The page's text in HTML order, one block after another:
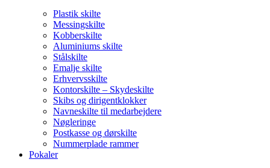
Plastik skilte
Messingskilte
Kobberskilte
Aluminiums skilte
Stålskilte
Emalje skilte
Erhvervsskilte
Kontorskilte – Skydeskilte
Skibs og dirigentklokker
Navneskilte til medarbejdere
Nøgleringe
Postkasse og dørskilte
Nummerplade rammer
Pokaler